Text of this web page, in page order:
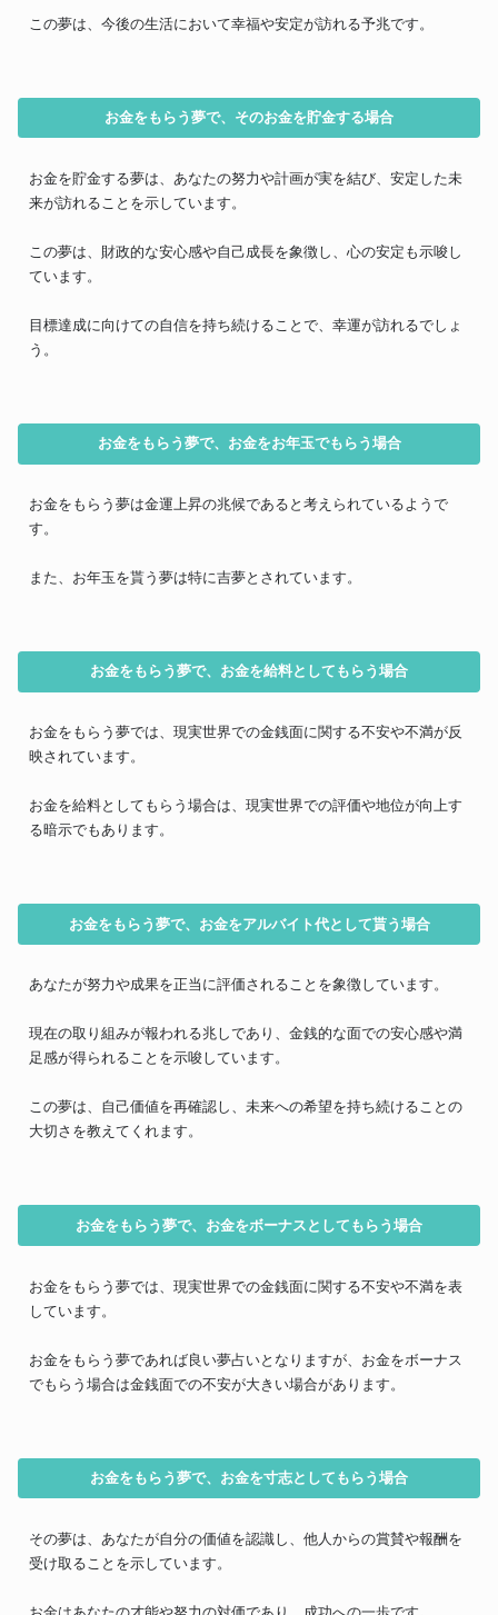
この夢は、今後の生活において幸福や安定が訪れる予兆です。
お金をもらう夢で、そのお金を貯金する場合
お金を貯金する夢は、あなたの努力や計画が実を結び、安定した未
来が訪れることを示しています。
この夢は、財政的な安心感や自己成長を象徴し、心の安定も示唆し
ています。
目標達成に向けての自信を持ち続けることで、幸運が訪れるでしょ
う。
お金をもらう夢で、お金をお年玉でもらう場合
お金をもらう夢は金運上昇の兆候であると考えられているようで
す。
また、お年玉を貰う夢は特に吉夢とされています。
お金をもらう夢で、お金を給料としてもらう場合
お金をもらう夢では、現実世界での金銭面に関する不安や不満が反
映されています。
お金を給料としてもらう場合は、現実世界での評価や地位が向上す
る暗示でもあります。
お金をもらう夢で、お金をアルバイト代として貰う場合
あなたが努力や成果を正当に評価されることを象徴しています。
現在の取り組みが報われる兆しであり、金銭的な面での安心感や満
足感が得られることを示唆しています。
この夢は、自己価値を再確認し、未来への希望を持ち続けることの
大切さを教えてくれます。
お金をもらう夢で、お金をボーナスとしてもらう場合
お金をもらう夢では、現実世界での金銭面に関する不安や不満を表
しています。
お金をもらう夢であれば良い夢占いとなりますが、お金をボーナス
でもらう場合は金銭面での不安が大きい場合があります。
お金をもらう夢で、お金を寸志としてもらう場合
その夢は、あなたが自分の価値を認識し、他人からの賞賛や報酬を
受け取ることを示しています。